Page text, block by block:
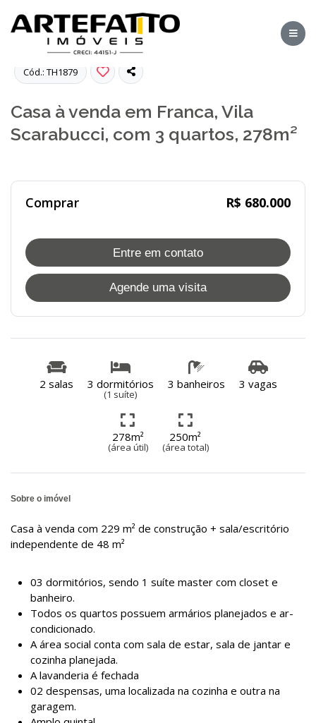
Cód.: TH1879
Casa à venda em Franca, Vila
Scarabucci, com 3 quartos, 278m²
Comprar R$ 680.000
Entre em contato
Agende uma visita
2 salas 3 dormitórios
(1 suíte)
3 banheiros 3 vagas
278m²
(área útil)
250m²
(área total)
Sobre o imóvel
Casa à venda com 229 m² de construção + sala/escritório
independente de 48 m²
03 dormitórios, sendo 1 suíte master com closet e
banheiro.
Todos os quartos possuem armários planejados e ar-
condicionado.
A área social conta com sala de estar, sala de jantar e
cozinha planejada.
A lavanderia é fechada
02 despensas, uma localizada na cozinha e outra na
garagem.